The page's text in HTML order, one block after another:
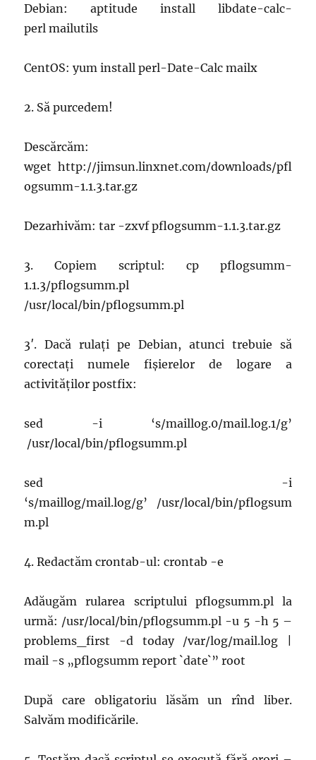
Debian: aptitude install libdate-calc-
perl mailutils
CentOS: yum install perl-Date-Calc mailx
2. Să purcedem!
Descărcăm:
wget http://jimsun.linxnet.com/downloads/pfl
ogsumm-1.1.3.tar.gz
Dezarhivăm: tar -zxvf pflogsumm-1.1.3.tar.gz
3. Copiem scriptul: cp pflogsumm-
1.1.3/pflogsumm.pl
/usr/local/bin/pflogsumm.pl
3′. Dacă rulați pe Debian, atunci trebuie să
corectați numele fișierelor de logare a
activităților postfix:
sed -i ‘s/maillog.0/mail.log.1/g’
/usr/local/bin/pflogsumm.pl
sed -i
‘s/maillog/mail.log/g’ /usr/local/bin/pflogsum
m.pl
4. Redactăm crontab-ul: crontab -e
Adăugăm rularea scriptului pflogsumm.pl la
urmă: /usr/local/bin/pflogsumm.pl -u 5 -h 5 –
problems_first -d today /var/log/mail.log |
mail -s „pflogsumm report `date`” root
După care obligatoriu lăsăm un rînd liber.
Salvăm modificările.